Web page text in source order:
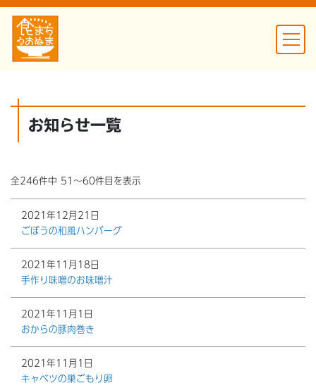
お知らせ一覧
全246件中 51～60件目を表示
2021年12月21日
ごぼうの和風ハンバーグ
2021年11月18日
手作り味噌のお味噌汁
2021年11月1日
おからの豚肉巻き
2021年11月1日
キャベツの巣ごもり卵